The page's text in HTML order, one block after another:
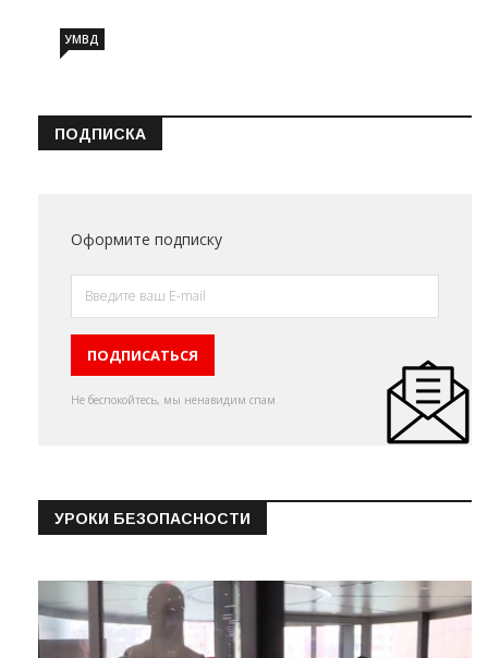
УМВД
ПОДПИСКА
Оформите подписку
Не беспокойтесь, мы ненавидим спам
УРОКИ БЕЗОПАСНОСТИ